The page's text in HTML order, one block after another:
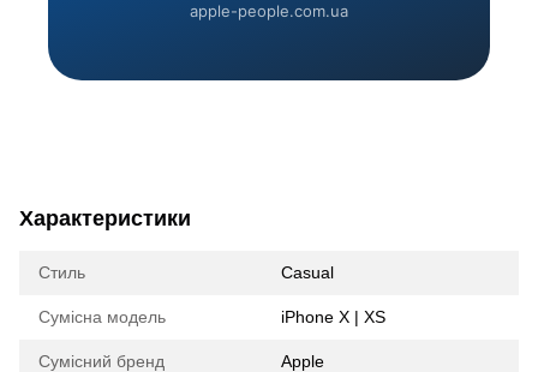
apple-people.com.ua
Характеристики
Стиль Casual
Сумісна модель iPhone X | XS
Сумісний бренд Apple